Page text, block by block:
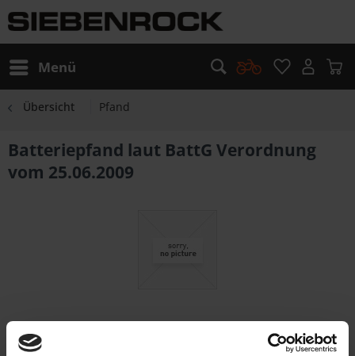
Menü
Übersicht Pfand
Batteriepfand laut BattG Verordnung
vom 25.06.2009